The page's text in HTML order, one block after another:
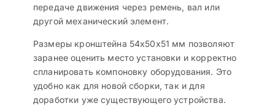
передаче движения через ремень, вал или
другой механический элемент.
Размеры кронштейна 54x50x51 мм позволяют
заранее оценить место установки и корректно
спланировать компоновку оборудования. Это
удобно как для новой сборки, так и для
доработки уже существующего устройства.